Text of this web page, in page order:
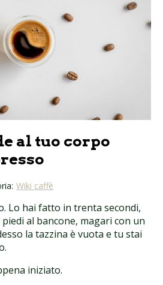
al tuo corpo
Wiki caffè
Lo hai fatto in trenta secondi,
al bancone, magari con un
la tazzina è vuota e tu stai
iniziato.